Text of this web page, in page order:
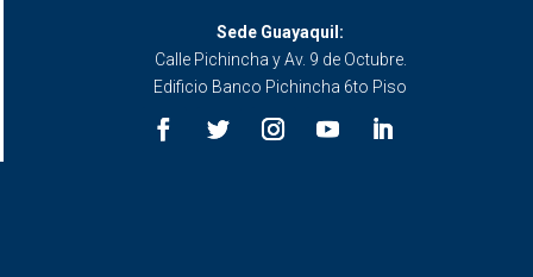
Sede Guayaquil:
Calle Pichincha y Av. 9 de Octubre.
Edificio Banco Pichincha 6to Piso